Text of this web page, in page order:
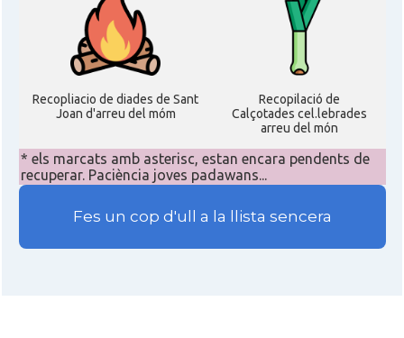
Recopliacio de diades de Sant
Joan d'arreu del móm
Recopilació de
Calçotades cel.lebrades
arreu del món
* els marcats amb asterisc, estan encara pendents de
recuperar. Paciència joves padawans...
Fes un cop d'ull a la llista sencera